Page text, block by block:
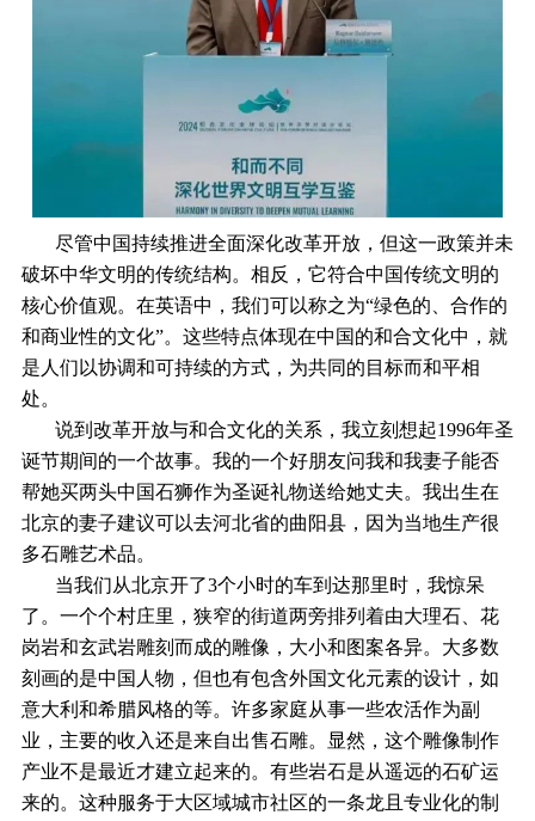
尽管中国持续推进全面深化改革开放，但这一政策并未
破坏中华文明的传统结构。相反，它符合中国传统文明的
核心价值观。在英语中，我们可以称之为“绿色的、合作的
和商业性的文化”。这些特点体现在中国的和合文化中，就
是人们以协调和可持续的方式，为共同的目标而和平相
处。
说到改革开放与和合文化的关系，我立刻想起1996年圣
诞节期间的一个故事。我的一个好朋友问我和我妻子能否
帮她买两头中国石狮作为圣诞礼物送给她丈夫。我出生在
北京的妻子建议可以去河北省的曲阳县，因为当地生产很
多石雕艺术品。
当我们从北京开了3个小时的车到达那里时，我惊呆
了。一个个村庄里，狭窄的街道两旁排列着由大理石、花
岗岩和玄武岩雕刻而成的雕像，大小和图案各异。大多数
刻画的是中国人物，但也有包含外国文化元素的设计，如
意大利和希腊风格的等。许多家庭从事一些农活作为副
业，主要的收入还是来自出售石雕。显然，这个雕像制作
产业不是最近才建立起来的。有些岩石是从遥远的石矿运
来的。这种服务于大区域城市社区的一条龙且专业化的制